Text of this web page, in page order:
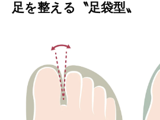
足を整える〝足袋型〟